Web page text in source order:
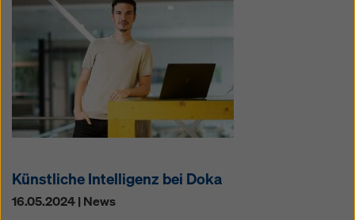
Künstliche Intelligenz bei Doka
16.05.2024 | News